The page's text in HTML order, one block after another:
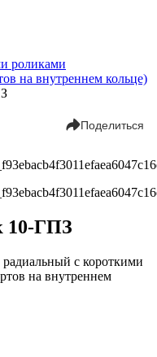
роликами
на внутреннем кольце)
Поделиться
10-ГПЗ
с короткими
на внутреннем